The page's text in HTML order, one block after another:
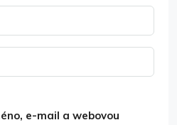
e-mail a webovou